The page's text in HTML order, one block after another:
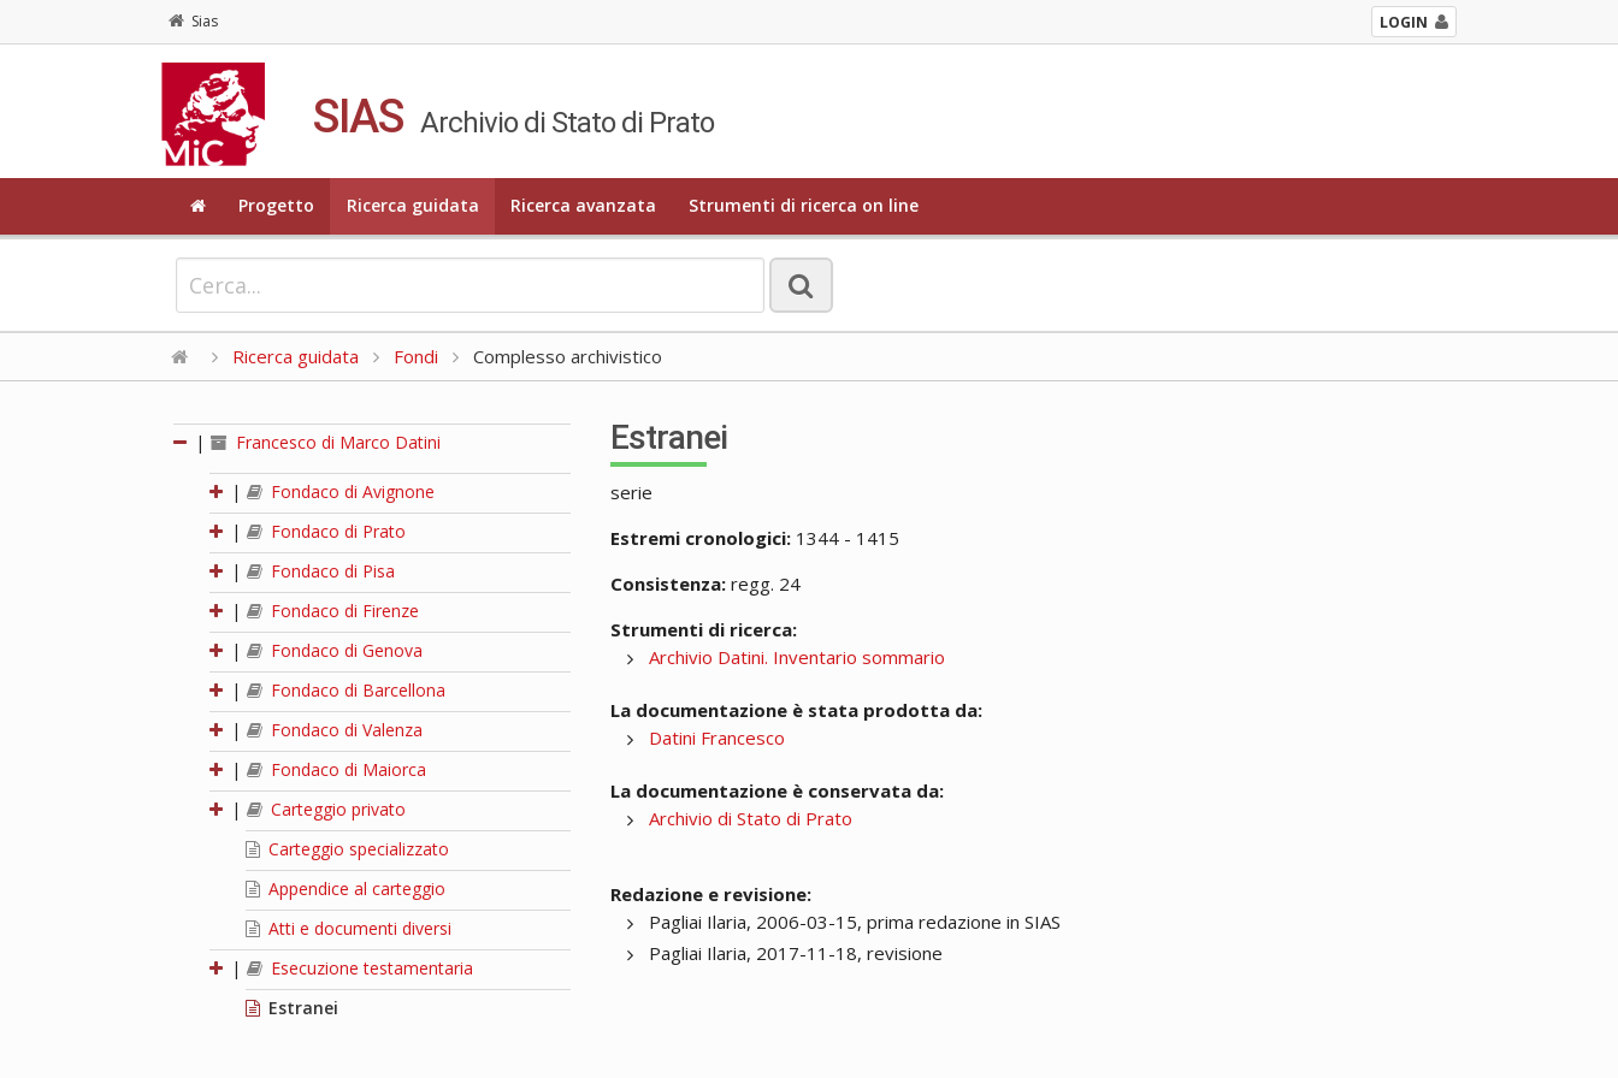
Sias LOGIN
SIAS Archivio di Stato di Prato
Progetto Ricerca guidata Ricerca avanzata Strumenti di ricerca on line
Ricerca guidata Fondi Complesso archivistico
| Francesco di Marco Datini
|
Fondaco di Avignone
|
Fondaco di Prato
|
Fondaco di Pisa
|
Fondaco di Firenze
|
Fondaco di Genova
|
Fondaco di Barcellona
|
Fondaco di Valenza
|
Fondaco di Maiorca
|
Carteggio privato
Carteggio specializzato
Appendice al carteggio
Atti e documenti diversi
|
Esecuzione testamentaria
Estranei
Estranei
serie
Estremi cronologici: 1344 - 1415
Consistenza: regg. 24
Strumenti di ricerca:
Archivio Datini. Inventario sommario
La documentazione è stata prodotta da:
Datini Francesco
La documentazione è conservata da:
Archivio di Stato di Prato
Redazione e revisione:
Pagliai Ilaria, 2006-03-15, prima redazione in SIAS
Pagliai Ilaria, 2017-11-18, revisione